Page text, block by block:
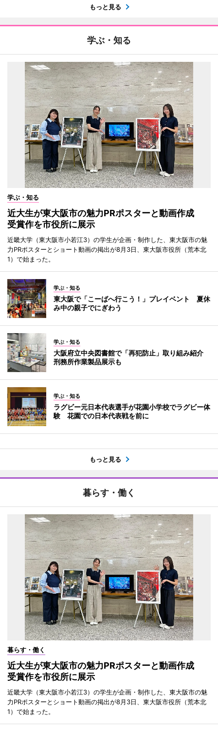
もっと見る
学ぶ・知る
学ぶ・知る
近大生が東大阪市の魅力PRポスターと動画作成
受賞作を市役所に展示
近畿大学（東大阪市小若江3）の学生が企画・制作した、東大阪市の魅
力PRポスターとショート動画の掲出が8月3日、東大阪市役所（荒本北
1）で始まった。
学ぶ・知る
東大阪で「こーばへ行こう！」プレイベント 夏休
み中の親子でにぎわう
学ぶ・知る
大阪府立中央図書館で「再犯防止」取り組み紹介
刑務所作業製品展示も
学ぶ・知る
ラグビー元日本代表選手が花園小学校でラグビー体
験 花園での日本代表戦を前に
もっと見る
暮らす・働く
暮らす・働く
近大生が東大阪市の魅力PRポスターと動画作成
受賞作を市役所に展示
近畿大学（東大阪市小若江3）の学生が企画・制作した、東大阪市の魅
力PRポスターとショート動画の掲出が8月3日、東大阪市役所（荒本北
1）で始まった。